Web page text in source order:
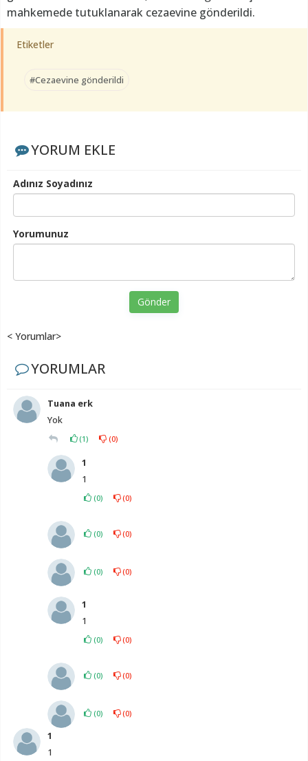
mahkemede tutuklanarak cezaevine gönderildi.
Etiketler
#Cezaevine gönderildi
YORUM EKLE
Adınız Soyadınız
Yorumunuz
Gönder
< Yorumlar>
YORUMLAR
Tuana erk
Yok
(1) (0)
1
1
(0) (0)
(0) (0)
(0) (0)
1
1
(0) (0)
(0) (0)
(0) (0)
1
1